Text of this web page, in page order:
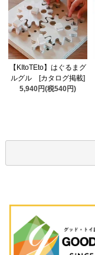
【KItoTEto】はぐるまグ
ルグル [カタログ掲載]
5,940円(税540円)